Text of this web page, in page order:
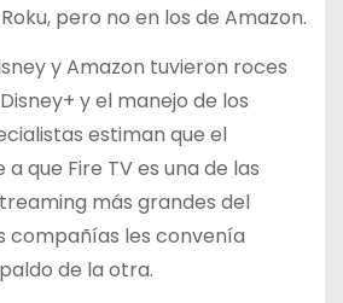
pero no en los de Amazon.
y Amazon tuvieron roces
y el manejo de los
estiman que el
que Fire TV es una de las
más grandes del
compañías les convenía
de la otra.